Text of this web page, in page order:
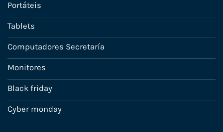
Portáteis
Tablets
Computadores Secretaría
Monitores
Black friday
Cyber monday